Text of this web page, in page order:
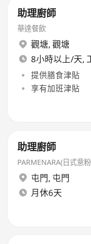
助理廚師
華達餐飲
觀塘, 觀塘
8小時以上/天,
提供膳食津貼
享有加班津貼
助理廚師
PARMENARA(日式意
屯門, 屯門
月休6天